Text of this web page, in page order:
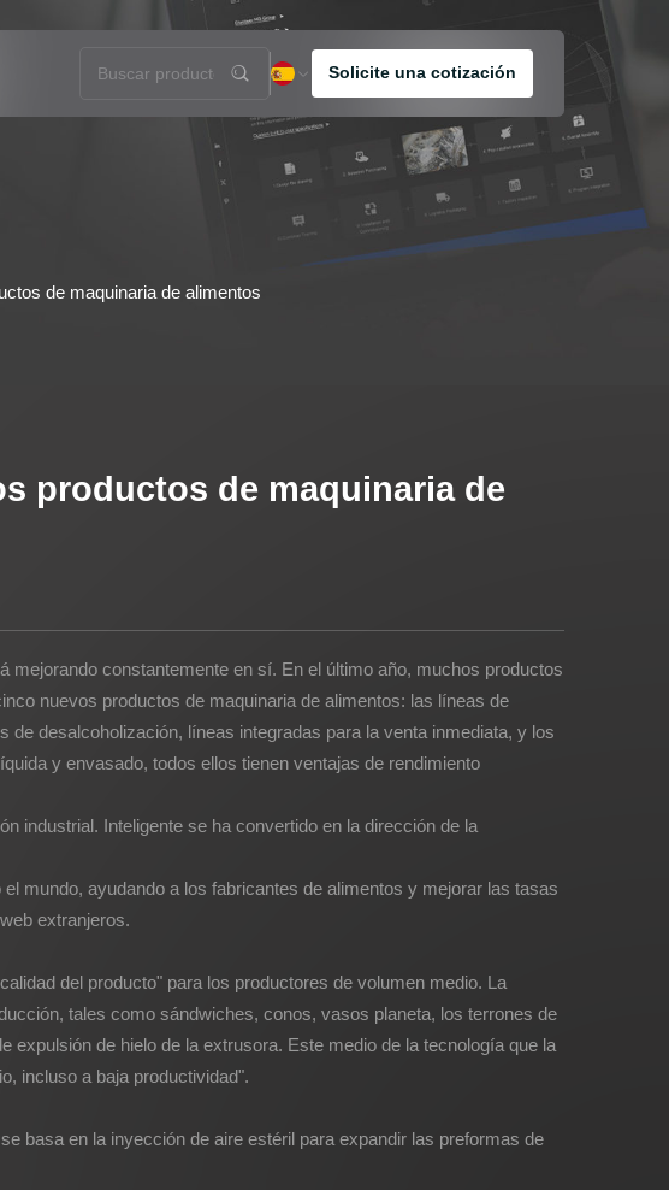
de maquinaria de alimentos
productos de maquinaria de
mejorando constantemente en sí. En el último año, muchos productos
nuevos productos de maquinaria de alimentos: las líneas de
desalcoholización, líneas integradas para la venta inmediata, y los
y envasado, todos ellos tienen ventajas de rendimiento
industrial. Inteligente se ha convertido en la dirección de la
mundo, ayudando a los fabricantes de alimentos y mejorar las tasas
extranjeros.
del producto" para los productores de volumen medio. La
tales como sándwiches, conos, vasos planeta, los terrones de
expulsión de hielo de la extrusora. Este medio de la tecnología que la
incluso a baja productividad".
basa en la inyección de aire estéril para expandir las preformas de